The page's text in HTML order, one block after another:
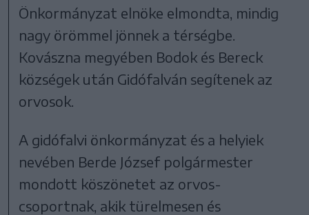
Önkormányzat elnöke elmondta, mindig
nagy örömmel jönnek a térségbe.
Kovászna megyében Bodok és Bereck
községek után Gidófalván segítenek az
orvosok.
A gidófalvi önkormányzat és a helyiek
nevében Berde József polgármester
mondott köszönetet az orvos-
csoportnak, akik türelmesen és